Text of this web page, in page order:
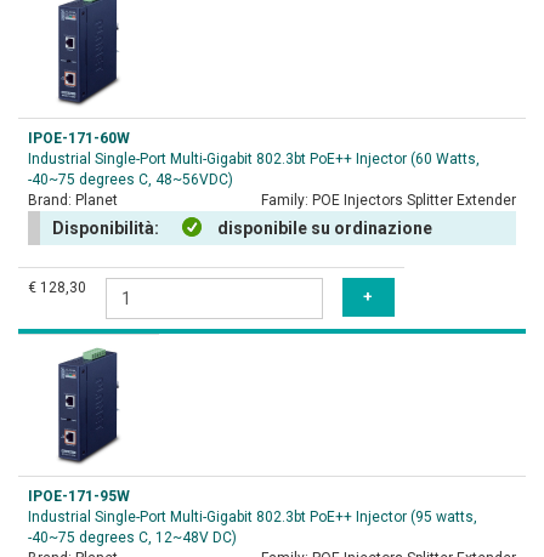
IPOE-171-60W
Industrial Single-Port Multi-Gigabit 802.3bt PoE++ Injector (60 Watts,
-40~75 degrees C, 48~56VDC)
Brand: Planet Family: POE Injectors Splitter Extender
Disponibilità: disponibile su ordinazione
€ 128,30
IPOE-171-95W
Industrial Single-Port Multi-Gigabit 802.3bt PoE++ Injector (95 watts,
-40~75 degrees C, 12~48V DC)